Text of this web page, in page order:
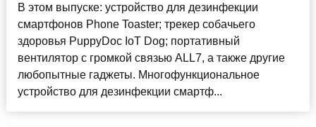
В этом выпуске: устройство для дезинфекции
смартфонов Phone Toaster; трекер собачьего
здоровья PuppyDoc ​​IoT Dog; портативный
вентилятор с громкой связью ALL7, а также другие
любопытные гаджеты. Многофункциональное
устройство для дезинфекции смартф...